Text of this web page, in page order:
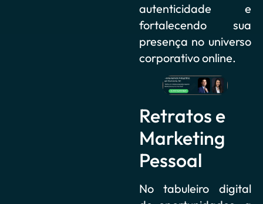
autenticidade e
fortalecendo sua
presença no universo
corporativo online.
Retratos e
Marketing
Pessoal
No tabuleiro digital